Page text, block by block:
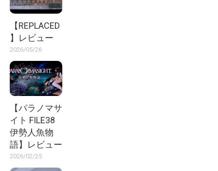
【REPLACED
】レビュー
2026/05/26
【パラノマサ
イト FILE38
伊勢人魚物
語】レビュー
2026/02/25